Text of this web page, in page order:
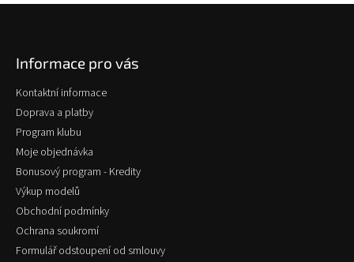
Informace pro vás
Kontaktní informace
Doprava a platby
Program klubu
Moje objednávka
Bonusový program - Kredity
Výkup modelů
Obchodní podmínky
Ochrana soukromí
Formulář odstoupení od smlouvy